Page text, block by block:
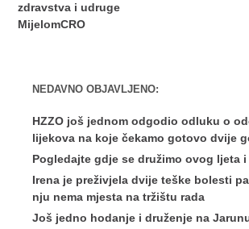
zdravstva i udruge
MijelomCRO
NEDAVNO OBJAVLJENO:
HZZO još jednom odgodio odluku o
lijekova na koje čekamo gotovo dvije
Pogledajte gdje se družimo ovog ljeta i
Irena je preživjela dvije teške bolesti
nju nema mjesta na tržištu rada
Još jedno hodanje i druženje na